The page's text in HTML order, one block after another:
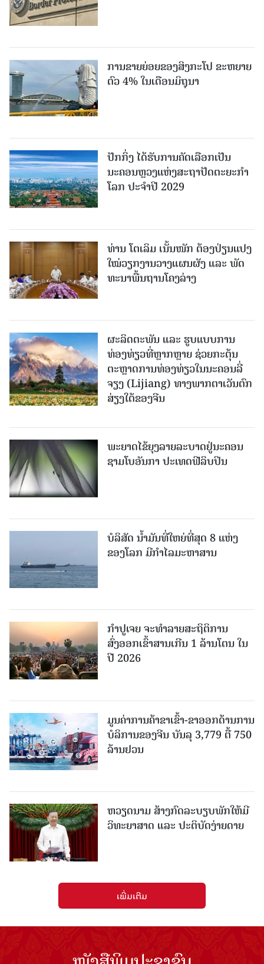
ການຂາຍຍ່ອຍຂອງສິງກະໂປ ຂະຫຍາຍ
ຕົວ 4% ໃນເດືອນມິຖຸນາ
ປັກກິ່ງ ໄດ້ຮັບການຄັດເລືອກເປັນ
ນະຄອນຫຼວງແຫ່ງສະຖາປັດຕະຍະກຳ
ໂລກ ປະຈຳປີ 2029
ທ່ານ ໂຕ​ເລິມ ເນັ້ນໜັກ ຕ້ອງ​ປ່ຽນ​ແປງ​
ໃໝ່​ວຽກ​ງານ​ວາງ​ແຜນ​ຜັງ ແລະ ​ພັດ​
ທະ​ນາ​ພື້ນ​ຖານ​ໂຄງ​ລ່າງ
ຜະລິດຕະພັນ ແລະ ຮູບແບບການ
ທ່ອງທ່ຽວທີ່ຫຼາກຫຼາຍ ຊ່ວຍກະຕຸ້ນ
ຕະຫຼາດການທ່ອງທ່ຽວໃນນະຄອນລີ່
ຈຽງ (Lijiang) ທາງພາກຕາເວັນຕົກ
ສ່ຽງໃຕ້ຂອງຈີນ
ພະຍາດໄຂ້ຍຸງລາຍລະບາດຢູ່ນະຄອນ
ຊາມໂບ​ອັນກາ ປະເທດຟີລິບປິນ
ບໍລິສັດ ນ້ຳມັນທີ່ໃຫຍ່ທີ່ສຸດ 8 ແຫ່ງ
ຂອງໂລກ ມີກຳໄລມະຫາສານ
ກຳປູເຈຍ ຈະທຳລາຍສະຖິຕິການ
ສົ່ງອອກເຂົ້າສານເກີນ 1 ລ້ານໂຕນ ໃນ
ປີ 2026
ມູນຄ່າການຄ້າຂາເຂົ້າ-ຂາອອກດ້ານການ
ບໍລິການຂອງຈີນ ບັນລຸ 3,779 ຕື້ 750
ລ້ານຢວນ
ຫວຽດນາມ ສ້າງກົດລະບຽບພັກໃຫ້ມີ
ວິທະຍາສາດ ແລະ ປະຕິບັດງ່າຍດາຍ
ເພີ່ມເຕີມ